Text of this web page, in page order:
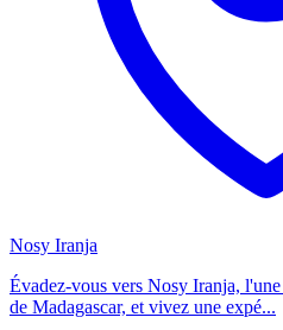
Nosy Iranja
Évadez-vous vers Nosy Iranja,
de Madagascar, et vivez une expé...